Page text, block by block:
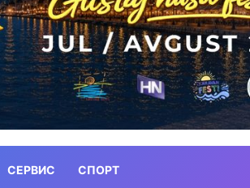
СЕРВИС СПОРТ